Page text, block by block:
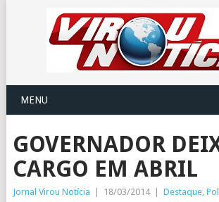
MENU
GOVERNADOR
CARGO EM ABRIL
Jornal Virou Notícia 18/03/2014 Destaque,